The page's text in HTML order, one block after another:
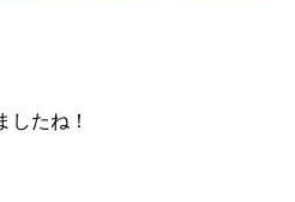
したね！